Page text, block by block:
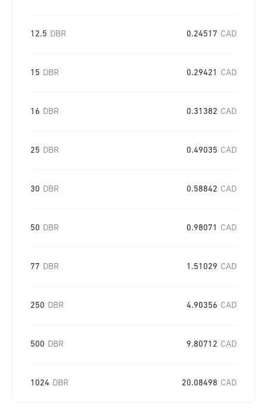
12.5 DBR 0.24517 CAD
15 DBR 0.29421 CAD
16 DBR 0.31382 CAD
25 DBR 0.49035 CAD
30 DBR 0.58842 CAD
50 DBR 0.98071 CAD
77 DBR 1.51029 CAD
250 DBR 4.90356 CAD
500 DBR 9.80712 CAD
1024 DBR 20.08498 CAD